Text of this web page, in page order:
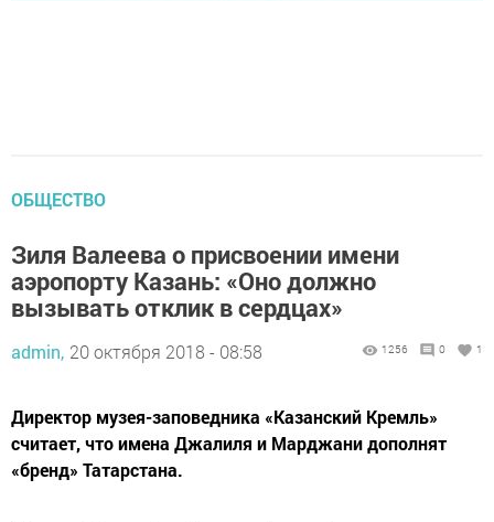
ОБЩЕСТВО
Зиля Валеева о присвоении имени
аэропорту Казань: «Оно должно
вызывать отклик в сердцах»
admin, 20 октября 2018 - 08:58 1256 0 1
Директор музея-заповедника «Казанский Кремль»
считает, что имена Джалиля и Марджани дополнят
«бренд» Татарстана.